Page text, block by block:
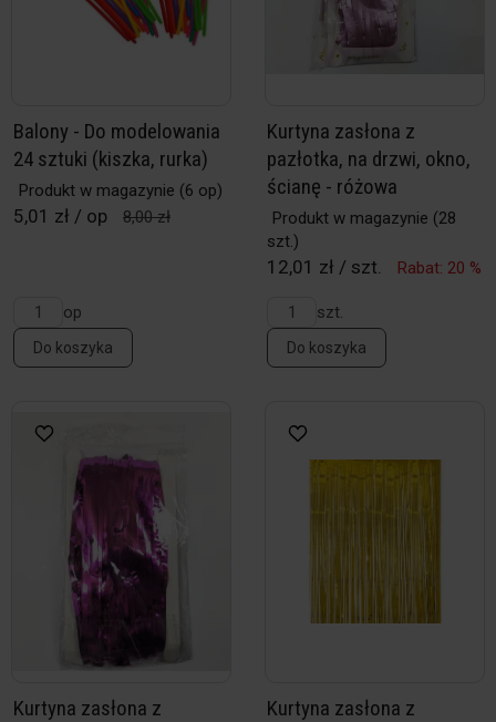
Balony - Do modelowania
24 sztuki (kiszka, rurka)
Produkt w magazynie (6 op)
5,01 zł / op 8,00 zł
op
Do koszyka
Kurtyna zasłona z
pazłotka, na drzwi, okno,
ścianę - różowa
Produkt w magazynie (28
szt.)
12,01 zł / szt. Rabat: 20 %
szt.
Do koszyka
Kurtyna zasłona z
Kurtyna zasłona z